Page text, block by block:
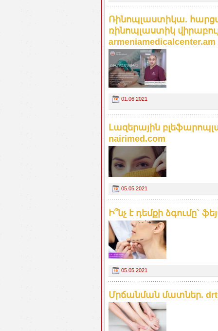
Ռինոպլաստիկա.
ռինոպլաստիկ
armeniamedicalcenter.am
01.06.2021
Լազերային
nairimed.com
05.05.2021
Ի՞նչ է դեմքի ձգումը`
05.05.2021
Մրճանման մատներ.